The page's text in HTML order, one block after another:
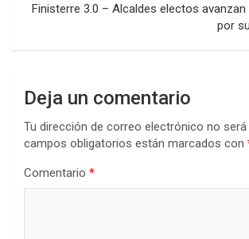
Finisterre 3.0 – Alcaldes electos
por
Deja un comentario
Tu dirección de correo electrónico no será
campos obligatorios están marcados con
Comentario *